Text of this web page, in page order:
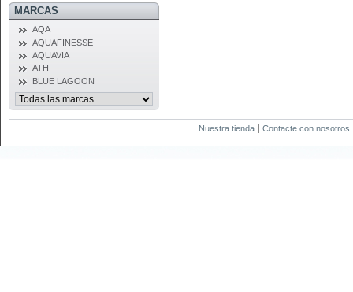
MARCAS
AQA
AQUAFINESSE
AQUAVIA
ATH
BLUE LAGOON
Nuestra tienda Contacte con nosotros